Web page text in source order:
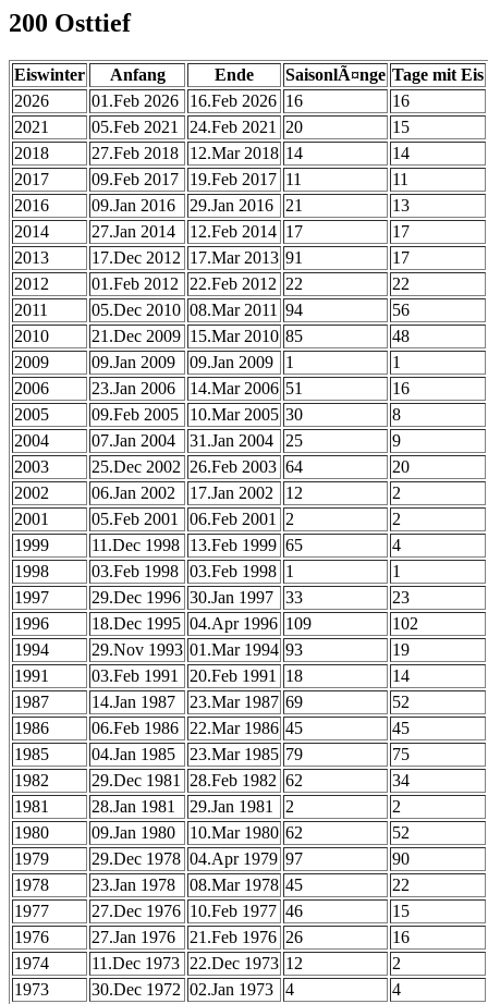
200 Osttief
Eiswinter Anfang Ende SaisonlÃ¤nge Tage mit Eis
2026
01.Feb 2026 16.Feb 2026 16
16
2021
05.Feb 2021 24.Feb 2021 20
15
2018
27.Feb 2018 12.Mar 2018 14
14
2017
09.Feb 2017 19.Feb 2017 11
11
2016
09.Jan 2016 29.Jan 2016 21
13
2014
27.Jan 2014 12.Feb 2014 17
17
2013
17.Dec 2012 17.Mar 2013 91
17
2012
01.Feb 2012 22.Feb 2012 22
22
2011
05.Dec 2010 08.Mar 2011 94
56
2010
21.Dec 2009 15.Mar 2010 85
48
2009
09.Jan 2009 09.Jan 2009 1
1
2006
23.Jan 2006 14.Mar 2006 51
16
2005
09.Feb 2005 10.Mar 2005 30
8
2004
07.Jan 2004 31.Jan 2004 25
9
2003
25.Dec 2002 26.Feb 2003 64
20
2002
06.Jan 2002 17.Jan 2002 12
2
2001
05.Feb 2001 06.Feb 2001 2
2
1999
11.Dec 1998 13.Feb 1999 65
4
1998
03.Feb 1998 03.Feb 1998 1
1
1997
29.Dec 1996 30.Jan 1997 33
23
1996
18.Dec 1995 04.Apr 1996 109
102
1994
29.Nov 1993 01.Mar 1994 93
19
1991
03.Feb 1991 20.Feb 1991 18
14
1987
14.Jan 1987 23.Mar 1987 69
52
1986
06.Feb 1986 22.Mar 1986 45
45
1985
04.Jan 1985 23.Mar 1985 79
75
1982
29.Dec 1981 28.Feb 1982 62
34
1981
28.Jan 1981 29.Jan 1981 2
2
1980
09.Jan 1980 10.Mar 1980 62
52
1979
29.Dec 1978 04.Apr 1979 97
90
1978
23.Jan 1978 08.Mar 1978 45
22
1977
27.Dec 1976 10.Feb 1977 46
15
1976
27.Jan 1976 21.Feb 1976 26
16
1974
11.Dec 1973 22.Dec 1973 12
2
1973
30.Dec 1972 02.Jan 1973 4
4